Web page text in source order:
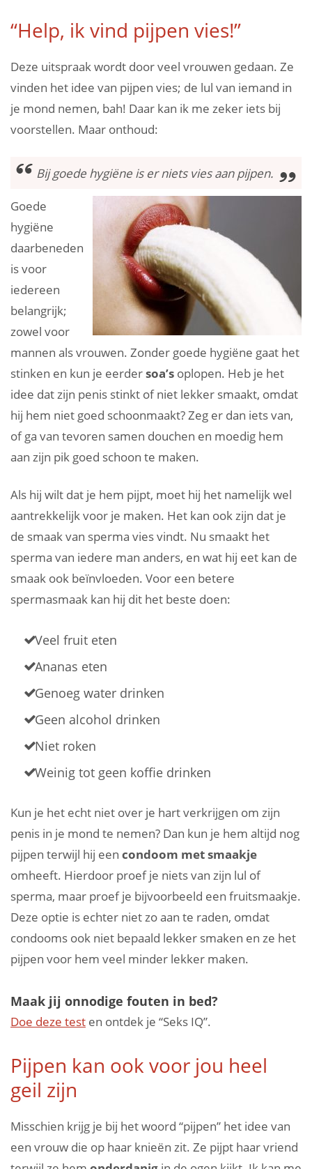
“Help, ik vind pijpen vies!”
Deze uitspraak wordt door veel vrouwen gedaan. Ze
vinden het idee van pijpen vies; de lul van iemand in
je mond nemen, bah! Daar kan ik me zeker iets bij
voorstellen. Maar onthoud:
Bij goede hygiëne is er niets vies aan pijpen.
Goede
hygiëne
daarbeneden
is voor
iedereen
belangrijk;
zowel voor
mannen als vrouwen. Zonder goede hygiëne gaat het
stinken en kun je eerdersoa’s oplopen. Heb je het
idee dat zijn penis stinkt of niet lekker smaakt, omdat
hij hem niet goed schoonmaakt? Zeg er dan iets van,
of ga van tevoren samen douchen en moedig hem
aan zijn pik goed schoon te maken.
Als hij wilt dat je hem pijpt, moet hij het namelijk wel
aantrekkelijk voor je maken. Het kan ook zijn dat je
de smaak van sperma vies vindt. Nu smaakt het
sperma van iedere man anders, en wat hij eet kan de
smaak ook beïnvloeden. Voor een betere
spermasmaak kan hij dit het beste doen:
Veel fruit eten
Ananas eten
Genoeg water drinken
Geen alcohol drinken
Niet roken
Weinig tot geen koffie drinken
Kun je het echt niet over je hart verkrijgen om zijn
penis in je mond te nemen? Dan kun je hem altijd nog
pijpen terwijl hij een condoom met smaakje
omheeft. Hierdoor proef je niets van zijn lul of
sperma, maar proef je bijvoorbeeld een fruitsmaakje.
Deze optie is echter niet zo aan te raden, omdat
condooms ook niet bepaald lekker smaken en ze het
pijpen voor hem veel minder lekker maken.
Maak jij onnodige fouten in bed?
Doe deze test en ontdek je “Seks IQ”.
Pijpen kan ook voor jou heel
geil zijn
Misschien krijg je bij het woord “pijpen” het idee van
een vrouw die op haar knieën zit. Ze pijpt haar vriend